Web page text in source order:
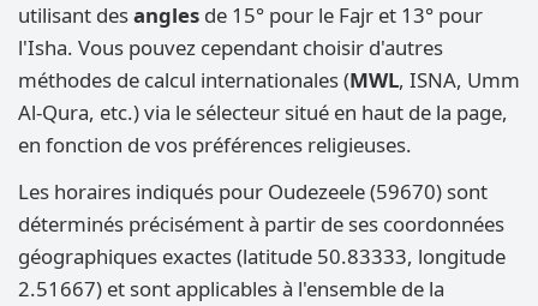
utilisant desangles de 15° pour le Fajr et 13° pour
l'Isha. Vous pouvez cependant choisir d'autres
méthodes de calcul internationales (MWL, ISNA, Umm
Al-Qura, etc.) via le sélecteur situé en haut de la page,
en fonction de vos préférences religieuses.
Les horaires indiqués pour Oudezeele (59670) sont
déterminés précisément à partir de ses coordonnées
géographiques exactes (latitude 50.83333, longitude
2.51667) et sont applicables à l'ensemble de la